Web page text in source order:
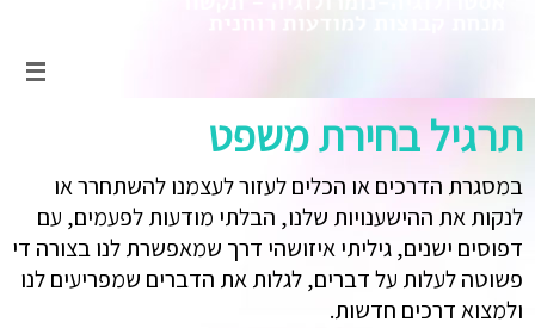
תרגיל בחירת משפט
במסגרת הדרכים או הכלים לעזור לעצמנו להשתחרר או
לנקות את ההישענויות שלנו, הבלתי מודעות לפעמים, עם
דפוסים ישנים, גיליתי איזושהי דרך שמאפשרת לנו בצורה די
פשוטה לעלות על דברים, לגלות את הדברים שמפריעים לנו
ולמצוא דרכים חדשות.